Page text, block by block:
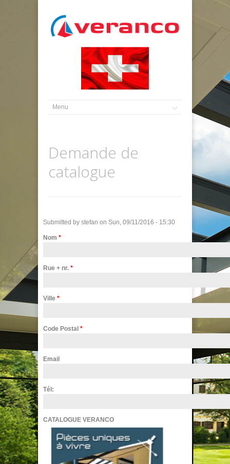
Demande de
catalogue
Submitted by stefan on Sun, 09/11/2016 - 15:30
Nom *
Rue + nr. *
Ville *
Code Postal *
Email
Tél:
CATALOGUE VERANCO